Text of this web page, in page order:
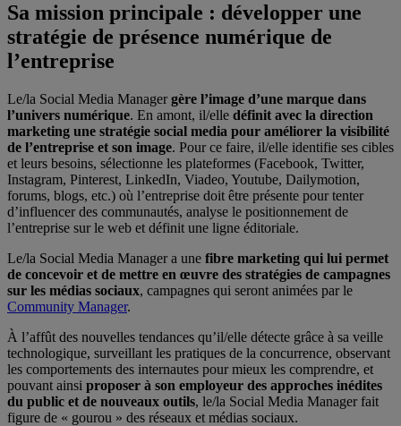
Sa mission principale : développer une
stratégie de présence numérique de
l’entreprise
Le/la Social Media Managergère l’image d’une marque dans
l’univers numérique. En amont, il/elle définit avec la direction
marketing une stratégie social media pour améliorer la visibilité
de l’entreprise et son image. Pour ce faire, il/elle identifie ses cibles
et leurs besoins, sélectionne les plateformes (Facebook, Twitter,
Instagram, Pinterest, LinkedIn, Viadeo, Youtube, Dailymotion,
forums, blogs, etc.) où l’entreprise doit être présente pour tenter
d’influencer des communautés, analyse le positionnement de
l’entreprise sur le web et définit une ligne éditoriale.
Le/la Social Media Manager a une fibre marketing qui lui permet
de concevoir et de mettre en œuvre des stratégies de campagnes
sur les médias sociaux, campagnes qui seront animées par le
Community Manager.
À l’affût des nouvelles tendances qu’il/elle détecte grâce à sa veille
technologique, surveillant les pratiques de la concurrence, observant
les comportements des internautes pour mieux les comprendre, et
pouvant ainsi proposer à son employeur des approches inédites
du public et de nouveaux outils, le/la Social Media Manager fait
figure de « gourou » des réseaux et médias sociaux.